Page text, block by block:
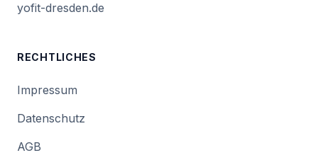
yofit-dresden.de
RECHTLICHES
Impressum
Datenschutz
AGB